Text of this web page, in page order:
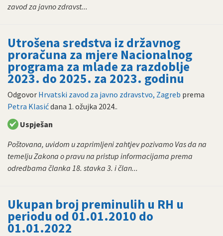
zavod za javno zdravst...
Utrošena sredstva iz državnog
proračuna za mjere Nacionalnog
programa za mlade za razdoblje
2023. do 2025. za 2023. godinu
Odgovor Hrvatski zavod za javno zdravstvo, Zagreb prema
Petra Klasićdana 1. ožujka 2024..
Uspješan
Poštovana, uvidom u zaprimljeni zahtjev pozivamo Vas da na
temelju Zakona o pravu na pristup informacijama prema
odredbama članka 18. stavka 3. i član...
Ukupan broj preminulih u RH u
periodu od 01.01.2010 do
01.01.2022